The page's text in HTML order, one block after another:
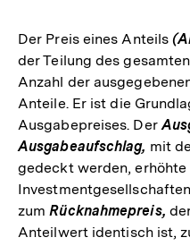
Der Preis eines Anteils
der Teilung des
Anzahl der
Anteile. Er ist die
Ausgabepreises. Der
Ausgabeaufschlag, mit
gedeckt werden,
zum Rücknahmepreis,
Anteilwert identisch ist,